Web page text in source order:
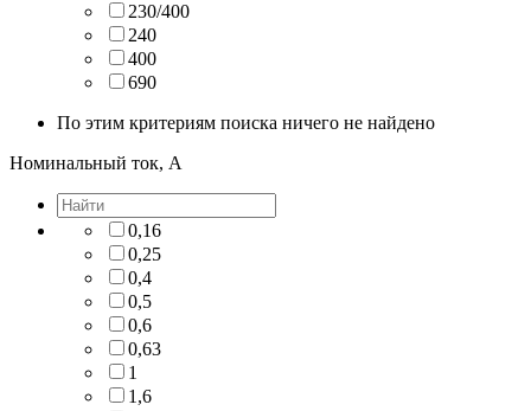
230/400
240
400
690
По этим критериям поиска ничего не найдено
Номинальный ток, А
0,16
0,25
0,4
0,5
0,6
0,63
1
1,6